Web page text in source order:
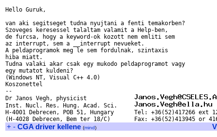
Hello Guruk,
van aki segitseget tudna nyujtani a fenti temakorben?
Szoveges keresessel talaltam valamit a Help-ben,
de furcsa, hogy a keyword-ok kozott nem emliti sem
az interrupt, sem a __interrupt nevueket.
A peldaprogramok meg le sem fordulnak, szintaxis
hiba miatt.
Tudna valaki akar csak egy mukodo peldaprogramot vagy
egy mutatot kuldeni?
(Windows NT, Visual C++ 4.0)
Koszonettel
--
Dr Janos Vegh, physicist
Inst. Nucl. Res. Hung. Acad. Sci.
H-4001 Debrecen, POB 51, Hungary      Tel: +36(52)417266 ext
+ - CGA driver kellene (mind)